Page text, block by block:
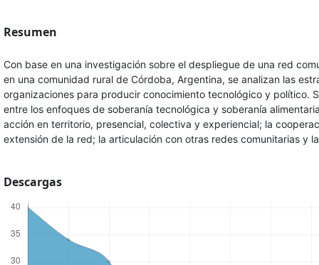
Resumen
Con base en una investigación sobre el despliegue de una red
en una comunidad rural de Córdoba, Argentina, se analizan las
organizaciones para producir conocimiento tecnológico y político.
entre los enfoques de soberanía tecnológica y soberanía
acción en territorio, presencial, colectiva y experiencial; la
extensión de la red; la articulación con otras redes comunitarias y
Descargas